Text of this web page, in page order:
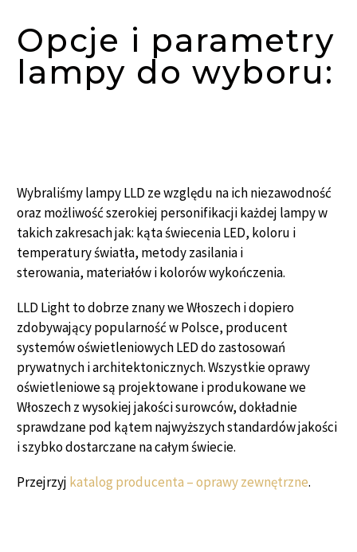
Opcje i parametry
lampy do wyboru:
Wybraliśmy lampy LLD ze względu na ich niezawodność
oraz możliwość szerokiej personifikacji każdej lampy w
takich zakresach jak: kąta świecenia LED, koloru i
temperatury światła, metody zasilania i
sterowania, materiałów i kolorów wykończenia.
LLD Light to dobrze znany we Włoszech i dopiero
zdobywający popularność w Polsce, producent
systemów oświetleniowych LED do zastosowań
prywatnych i architektonicznych. Wszystkie oprawy
oświetleniowe są projektowane i produkowane we
Włoszech z wysokiej jakości surowców, dokładnie
sprawdzane pod kątem najwyższych standardów jakości
i szybko dostarczane na całym świecie.
Przejrzyj katalog producenta – oprawy zewnętrzne.